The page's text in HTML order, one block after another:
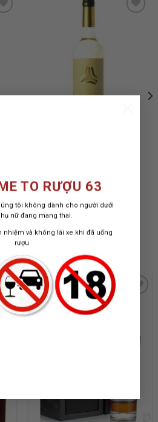
TO RƯỢU 63
tôi không dành cho người dưới
nữ đang mang thai.
và không lái xe khi đã uống
rượu.
VERDEJO RUEDA
420.000